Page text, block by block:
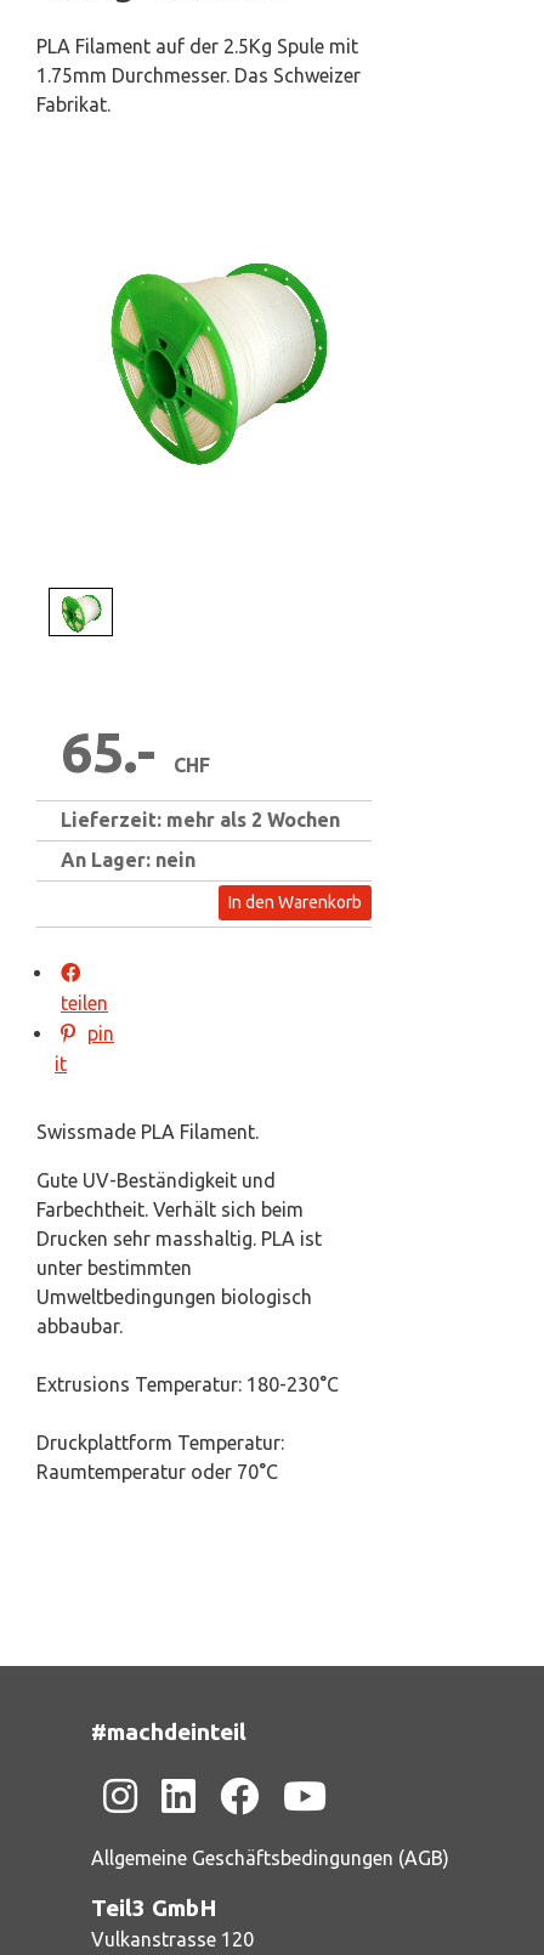
PLA Filament auf der 2.5Kg Spule mit
1.75mm Durchmesser. Das Schweizer
Fabrikat.
65.- CHF
Lieferzeit: mehr als 2 Wochen
An Lager: nein
In den Warenkorb
teilen
pin
it
Swissmade PLA Filament.
Gute UV-Beständigkeit und
Farbechtheit. Verhält sich beim
Drucken sehr masshaltig. PLA ist
unter bestimmten
Umweltbedingungen biologisch
abbaubar.
Extrusions Temperatur: 180-230°C
Druckplattform Temperatur:
Raumtemperatur oder 70°C
#machdeinteil
Allgemeine Geschäftsbedingungen (AGB)
Teil3 GmbH
Vulkanstrasse 120